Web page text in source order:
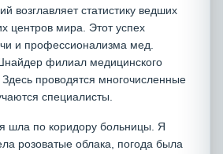
возглавляет статистику ведших
центров мира. Этот успех
и профессионализма мед.
филиал медицинского
проводятся многочисленные
специалисты.
по коридору больницы. Я
розоватые облака, погода была